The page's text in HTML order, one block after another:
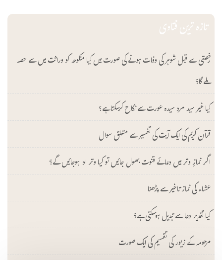
تازہ ترین فتاوی
رخصتی سے قبل شوہر کی وفات ہونے کی صورت میں کیا منکوحہ کو وراثت میں سے حصہ
ملے گا؟
کیا غیر سید مرد سیدہ عورت سے نکاح کرسکتا ہے؟
قرآن کریم کی ایک آیت کی تفسیر سے متعلق سوال
اگر نمازِ وتر میں دعائے قنوت بھول جائیں تو کیا وتر ادا ہوجائیں گے؟
عشاء کی نماز تاخیر سے پڑھنا
کیا تقدیر دعا سے تبدیل ہوسکتی ہے؟
مرحومہ کے زیور کی تقسیم کی ایک صورت